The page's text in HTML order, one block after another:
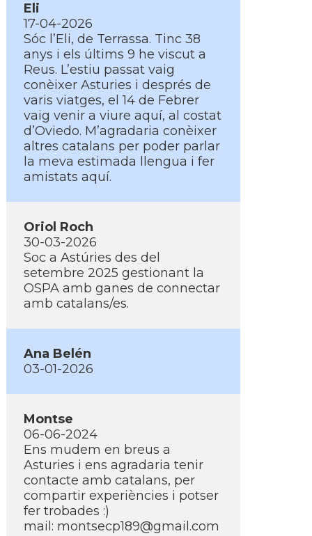
Eli
17-04-2026
Sóc l’Eli, de Terrassa. Tinc 38
anys i els últims 9 he viscut a
Reus. L’estiu passat vaig
conèixer Asturies i després de
varis viatges, el 14 de Febrer
vaig venir a viure aquí, al costat
d’Oviedo. M’agradaria conèixer
altres catalans per poder parlar
la meva estimada llengua i fer
amistats aquí.
Oriol Roch
30-03-2026
Soc a Astúries des del
setembre 2025 gestionant la
OSPA amb ganes de connectar
amb catalans/es.
Ana Belén
03-01-2026
Montse
06-06-2024
Ens mudem en breus a
Asturies i ens agradaria tenir
contacte amb catalans, per
compartir experiències i potser
fer trobades :)
mail: montsecp189@gmail.com